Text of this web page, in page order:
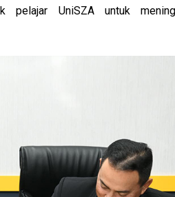
pelajar UniSZA untuk